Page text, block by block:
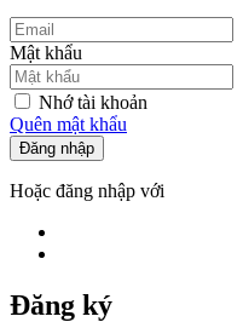
Mật khẩu
Nhớ tài khoản
Quên mật khẩu
Đăng nhập
Hoặc đăng nhập với
Đăng ký